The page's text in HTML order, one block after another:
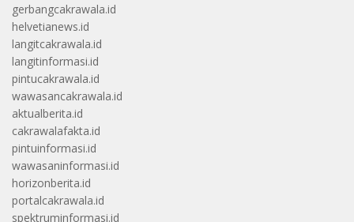
gerbangcakrawala.id
helvetianews.id
langitcakrawala.id
langitinformasi.id
pintucakrawala.id
wawasancakrawala.id
aktualberita.id
cakrawalafakta.id
pintuinformasi.id
wawasaninformasi.id
horizonberita.id
portalcakrawala.id
spektruminformasi.id